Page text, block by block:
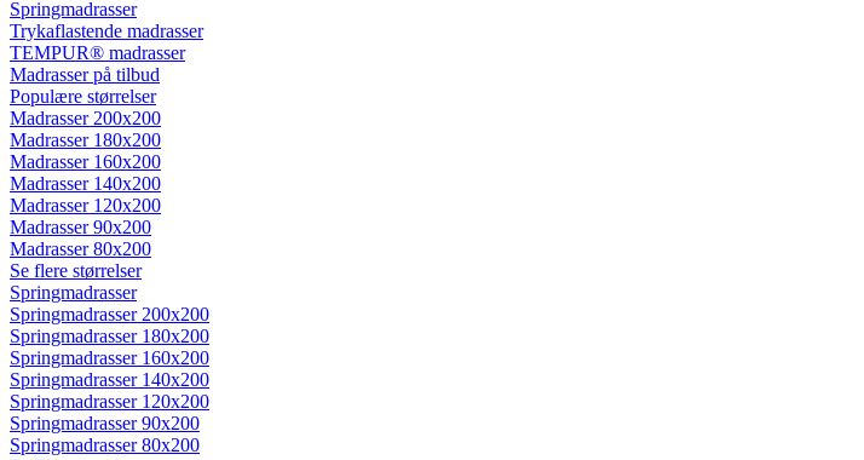
Springmadrasser
Trykaflastende madrasser
TEMPUR® madrasser
Madrasser på tilbud
Populære størrelser
Madrasser 200x200
Madrasser 180x200
Madrasser 160x200
Madrasser 140x200
Madrasser 120x200
Madrasser 90x200
Madrasser 80x200
Se flere størrelser
Springmadrasser
Springmadrasser 200x200
Springmadrasser 180x200
Springmadrasser 160x200
Springmadrasser 140x200
Springmadrasser 120x200
Springmadrasser 90x200
Springmadrasser 80x200